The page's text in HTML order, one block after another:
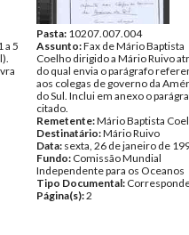
a 5
Pasta: 10207.007.004
Assunto:Fax de Mário Baptista
Coelho dirigido a Mário Ruivo
do qual envia o parágrafo
aos colegas de governo da
do Sul. Inclui em anexo o
citado.
Remetente:Mário Baptista
Destinatário:Mário Ruivo
Data: sexta, 26 de janeiro de
Fundo: Comissão Mundial
Independente para os Oceanos
Tipo Documental:
Página(s):2